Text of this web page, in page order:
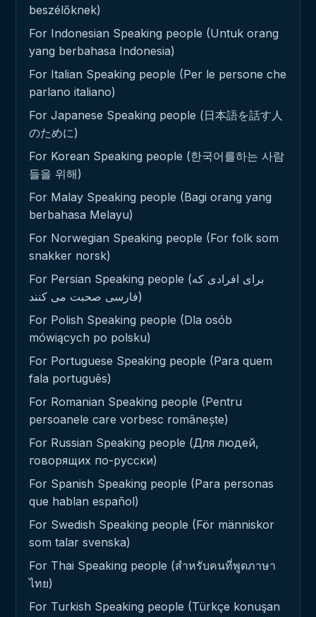
beszélőknek)
For Indonesian Speaking people (Untuk orang
yang berbahasa Indonesia)
For Italian Speaking people (Per le persone che
parlano italiano)
For Japanese Speaking people (日本語を話す人
のために)
For Korean Speaking people (한국어를하는 사람
들을 위해)
For Malay Speaking people (Bagi orang yang
berbahasa Melayu)
For Norwegian Speaking people (For folk som
snakker norsk)
For Persian Speaking people (برای افرادی که
فارسی صحبت می کنند)
For Polish Speaking people (Dla osób
mówiących po polsku)
For Portuguese Speaking people (Para quem
fala português)
For Romanian Speaking people (Pentru
persoanele care vorbesc românește)
For Russian Speaking people (Для людей,
говорящих по-русски)
For Spanish Speaking people (Para personas
que hablan español)
For Swedish Speaking people (För människor
som talar svenska)
For Thai Speaking people (สำหรับคนที่พูดภาษา
ไทย)
For Turkish Speaking people (Türkçe konuşan